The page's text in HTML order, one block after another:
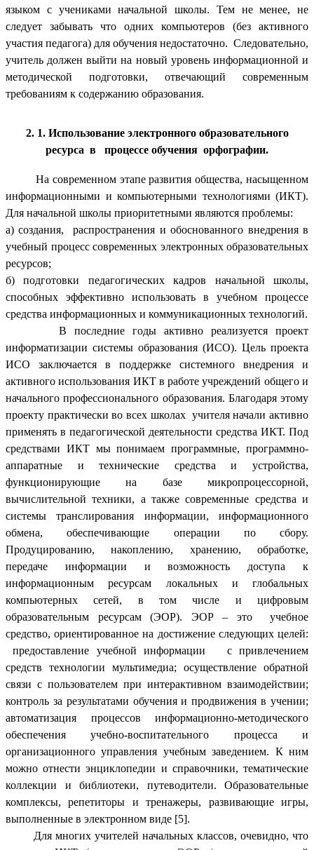
языком с учениками начальной школы. Тем не менее, не
следует забывать что одних компьютеров (без активного
участия педагога) для обучения недостаточно. Следовательно,
учитель должен выйти на новый уровень информационной и
методической подготовки, отвечающий современным
требованиям к содержанию образования.
2. 1. Использование электронного образовательного
ресурса в процессе обучения орфографии.
На современном этапе развития общества, насыщенном
информационными и компьютерными технологиями (ИКТ).
Для начальной школы приоритетными являются проблемы:
а) создания, распространения и обоснованного внедрения в
учебный процесс современных электронных образовательных
ресурсов;
б) подготовки педагогических кадров начальной школы,
способных эффективно использовать в учебном процессе
средства информационных и коммуникационных технологий.
В последние годы активно реализуется проект
информатизации системы образования (ИСО). Цель проекта
ИСО заключается в поддержке системного внедрения и
активного использования ИКТ в работе учреждений общего и
начального профессионального образования. Благодаря этому
проекту практически во всех школах учителя начали активно
применять в педагогической деятельности средства ИКТ. Под
средствами ИКТ мы понимаем программные, программно-
аппаратные и технические средства и устройства,
функционирующие на базе микропроцессорной,
вычислительной техники, а также современные средства и
системы транслирования информации, информационного
обмена, обеспечивающие операции по сбору.
Продуцированию, накоплению, хранению, обработке,
передаче информации и возможность доступа к
информационным ресурсам локальных и глобальных
компьютерных сетей, в том числе и цифровым
образовательным ресурсам (ЭОР). ЭОР – это учебное
средство, ориентированное на достижение следующих целей:
предоставление учебной информации с привлечением
средств технологии мультимедиа; осуществление обратной
связи с пользователем при интерактивном взаимодействии;
контроль за результатами обучения и продвижения в учении;
автоматизация процессов информационно-методического
обеспечения учебно-воспитательного процесса и
организационного управления учебным заведением. К ним
можно отнести энциклопедии и справочники, тематические
коллекции и библиотеки, путеводители. Образовательные
комплексы, репетиторы и тренажеры, развивающие игры,
выполненные в электронном виде [5].
Для многих учителей начальных классов, очевидно, что